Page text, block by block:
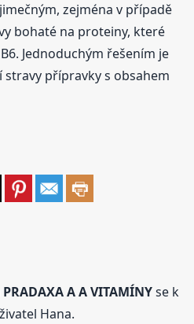
zejména v případě
bohaté na proteiny, které
Jednoduchým řešením je
přípravky s obsahem
PRADAXA A A VITAMÍNYse k
Hana.